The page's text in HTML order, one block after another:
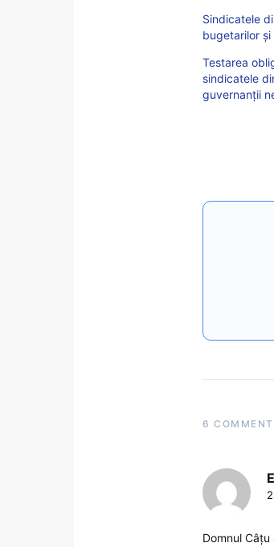
Sindicatele
bugetarilor
Testarea
sindicatele
guvernanții
6
Domnul